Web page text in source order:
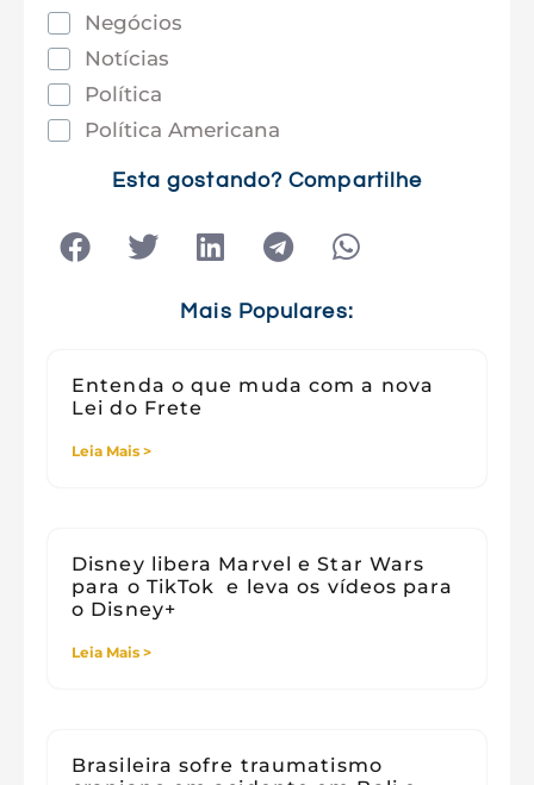
Negócios
Notícias
Política
Política Americana
Tecnologia
Esta gostando? Compartilhe
Mais Populares:
Entenda o que muda com a nova
Lei do Frete
Leia Mais >
Disney libera Marvel e Star Wars
para o TikTok e leva os vídeos para
o Disney+
Leia Mais >
Brasileira sofre traumatismo